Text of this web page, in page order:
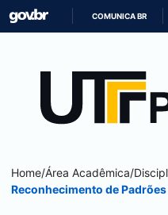
COMUNICA BR
Home/Área Acadêmica/
Reconhecimento de Padrões